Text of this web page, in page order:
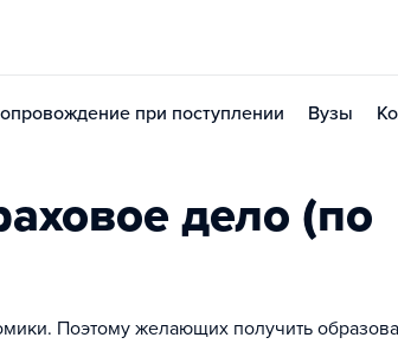
при поступлении Вузы
дело (по
Поэтому желающих получить